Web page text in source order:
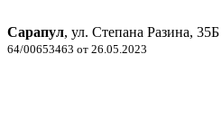
Сарапул, ул. Степана Разина, 35Б
64/00653463 от 26.05.2023